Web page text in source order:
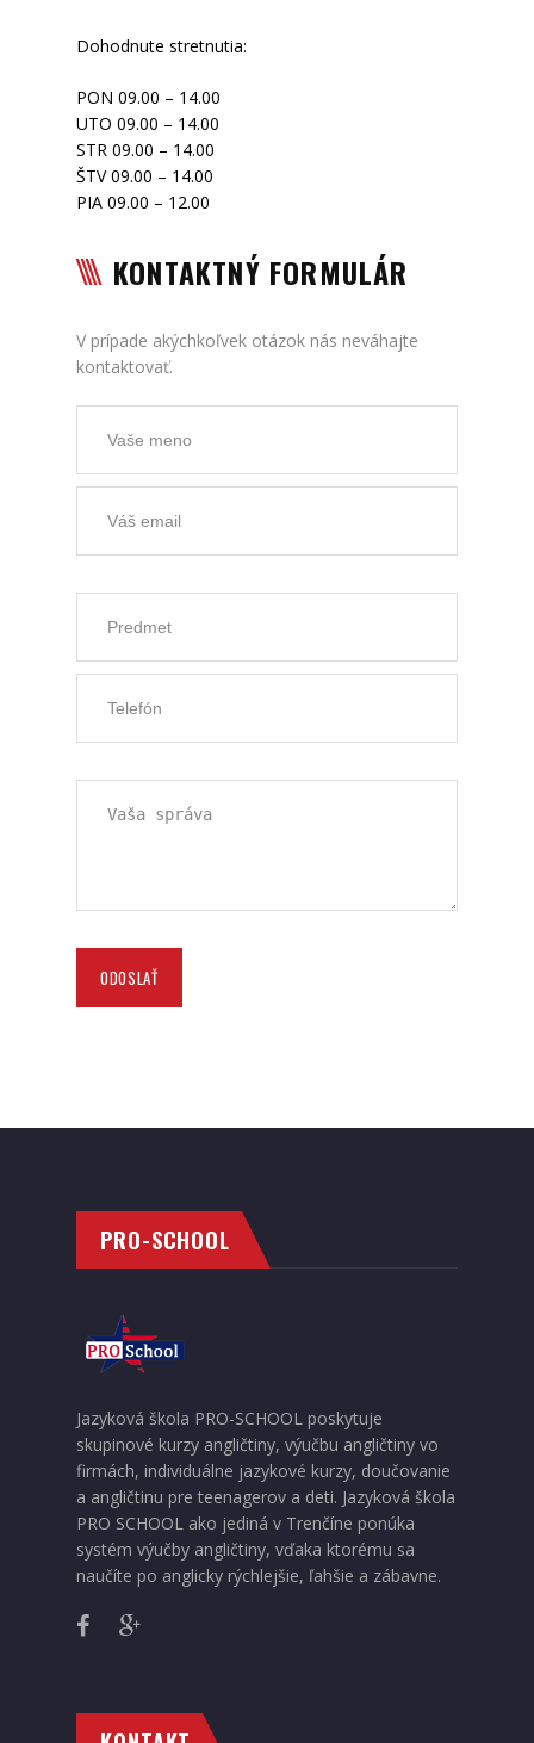
Dohodnute stretnutia:
PON 09.00 – 14.00
UTO 09.00 – 14.00
STR 09.00 – 14.00
ŠTV 09.00 – 14.00
PIA 09.00 – 12.00
KONTAKTNÝ FORMULÁR
V prípade akýchkoľvek otázok nás neváhajte
kontaktovať.
PRO-SCHOOL
Jazyková škola PRO-SCHOOL poskytuje
skupinové kurzy angličtiny, výučbu angličtiny vo
firmách, individuálne jazykové kurzy, doučovanie
a angličtinu pre teenagerov a deti. Jazyková škola
PRO SCHOOL ako jediná v Trenčíne ponúka
systém výučby angličtiny, vďaka ktorému sa
naučíte po anglicky rýchlejšie, ľahšie a zábavne.